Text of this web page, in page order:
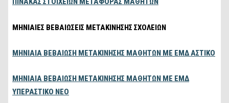
ΜΗΝΙΑΙΕΣ ΒΕΒΑΙΩΣΕΙΣ ΜΕΤΑΚΙΝΗΣΗΣ ΣΧΟΛΕΙΩΝ
ΜΗΝΙΑΙΑ ΒΕΒΑΙΩΣΗ ΜΕΤΑΚΙΝΗΣΗΣ ΜΑΘΗΤΩΝ ΜΕ ΕΜΔ ΑΣΤΙΚΟ
ΜΗΝΙΑΙΑ ΒΕΒΑΙΩΣΗ ΜΕΤΑΚΙΝΗΣΗΣ ΜΑΘΗΤΩΝ ΜΕ ΕΜΔ
ΥΠΕΡΑΣΤΙΚΟ ΝΕΟ